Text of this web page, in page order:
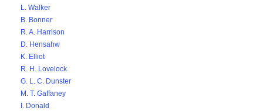
L. Walker
B. Bonner
R. A. Harrison
D. Hensahw
K. Elliot
R. H. Lovelock
G. L. C. Dunster
M. T. Gaffaney
I. Donald